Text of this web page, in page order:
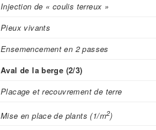
Injection de « coulis terreux »
Pieux vivants
Ensemencement en 2 passes
Aval de la berge (2/3)
Placage et recouvrement de terre
Mise en place de plants (1/m2)